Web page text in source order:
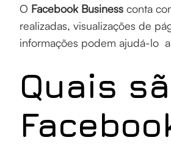
O Facebook Business conta
realizadas, visualizações de
informações podem ajudá-lo
Quais